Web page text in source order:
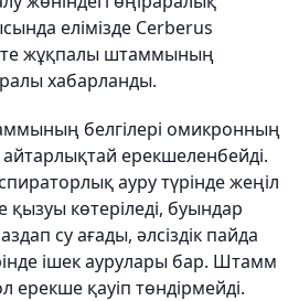
елімізде Cerberus
жұқпалы штаммының
хабарланды.
белгілері омикронның
ерекшеленбейді.
ауру түрінде жеңіл
қызуы көтеріледі, буындар
су ағады, әлсіздік пайда
ішек аурулары бар. Штамм
ерекше қауіп төндірмейді.